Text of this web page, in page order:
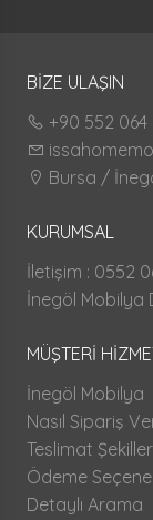
BİZE ULAŞIN
+90 552 064
Bursa /
KURUMSAL
İletişim : 0552
İnegöl Mobilya
MÜŞTERİ
İnegöl Mobilya
Nasıl Sipariş
Teslimat
Ödeme
Detaylı Arama